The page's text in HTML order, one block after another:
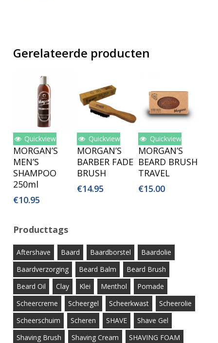
Gerelateerde producten
Toevoegen
Aan
Winkelwagen
Quickview
MORGAN’S
MEN’S
SHAMPOO
250ml
€10.95
Toevoegen
Aan
Winkelwagen
Quickview
MORGAN’S
BARBER FADE
BRUSH
€14.95
Toevoegen
Aan
Winkelwagen
Quickview
MORGAN’S
BEARD BRUSH
TRAVEL
€15.00
Producttags
Aftershave Baard Baardborstel
Baardolie
Baardverzorging
Beard Balm
Beard Brush
Beard Oil
Clay Klei Menthol
Pomade
Scheercreme
Scheergel Scheerkwast
Scheerolie
Scheerschuim
Scheren SHAVE
Shave Gel
Shaving Brush
Shaving Cream
SHAVING FOAM